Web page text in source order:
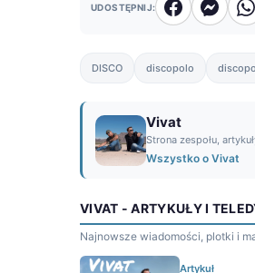
UDOSTĘPNIJ:
DISCO discopolo
Vivat
Strona zespołu,
Wszystko o Vivat
VIVAT - ARTYKUŁY I
Najnowsze wiadomości, plotki i
Artykuł